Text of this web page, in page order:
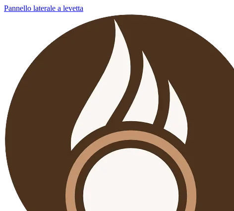
Pannello laterale a levetta